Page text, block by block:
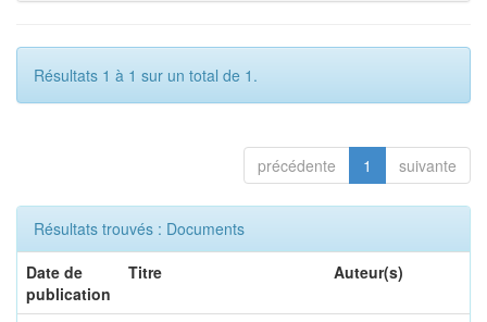
Résultats 1 à 1 sur un total de 1.
précédente 1 suivante
Résultats trouvés : Documents
Date de
publication
Titre Auteur(s)